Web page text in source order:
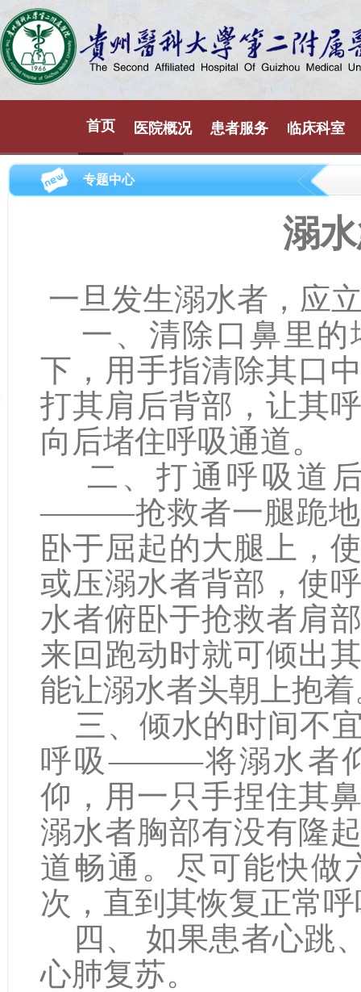
首页 医院概况 患者服务 临床科室
专题中心
溺
一旦发生溺水者，应
一、清除口鼻里
下，用手指清除其口
打其肩后背部，让其
向后堵住呼吸通道。
二、打通呼吸道
———抢救者一腿跪地
卧于屈起的大腿上，
或压溺水者背部，使
水者俯卧于抢救者肩
来回跑动时就可倾出
能让溺水者头朝上抱
三、倾水的时间不
呼吸———将溺水者
仰，用一只手捏住其
溺水者胸部有没有隆
道畅通。尽可能快做
次，直到其恢复正常
四、 如果患者心跳
心肺复苏。